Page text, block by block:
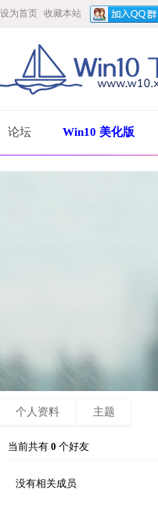
设为首页 收藏本站
论坛 Win10 美化版
个人资料 主题
当前共有 0 个好友
没有相关成员